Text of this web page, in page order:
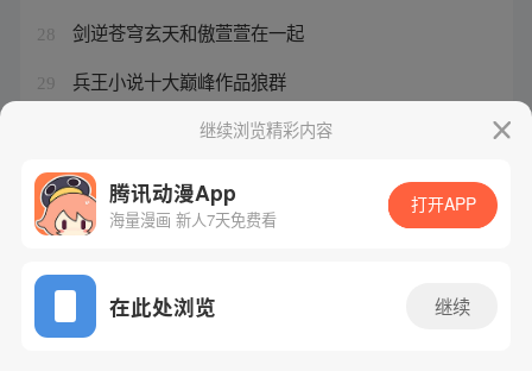
28 剑逆苍穹玄天和傲萱萱在一起
29 兵王小说十大巅峰作品狼群
最强兵王完整版免费阅读继续浏览精彩内容
腾讯动漫App
海量漫画 新人7天免费看
打开APP
在此处浏览 继续
网站备案/许可证号：粤B2-20090059-5
Copyright©1998 - 2026 Tencent. All Rights Reserved